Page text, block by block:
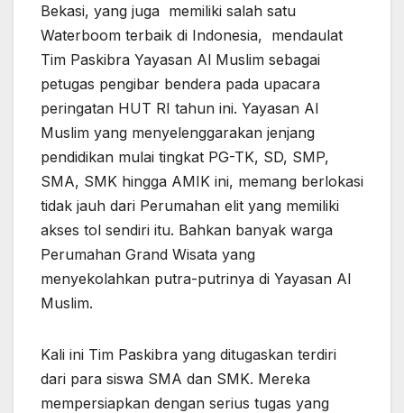
Bekasi, yang juga memiliki salah satu
Waterboom terbaik di Indonesia, mendaulat
Tim Paskibra Yayasan Al Muslim sebagai
petugas pengibar bendera pada upacara
peringatan HUT RI tahun ini. Yayasan Al
Muslim yang menyelenggarakan jenjang
pendidikan mulai tingkat PG-TK, SD, SMP,
SMA, SMK hingga AMIK ini, memang berlokasi
tidak jauh dari Perumahan elit yang memiliki
akses tol sendiri itu. Bahkan banyak warga
Perumahan Grand Wisata yang
menyekolahkan putra-putrinya di Yayasan Al
Muslim.
Kali ini Tim Paskibra yang ditugaskan terdiri
dari para siswa SMA dan SMK. Mereka
mempersiapkan dengan serius tugas yang